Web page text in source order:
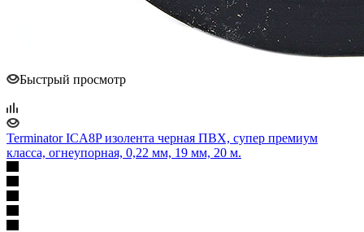
Быстрый просмотр
Terminator ICA8P изолента черная ПВХ, супер премиум
класса, огнеупорная, 0,22 мм, 19 мм, 20 м.